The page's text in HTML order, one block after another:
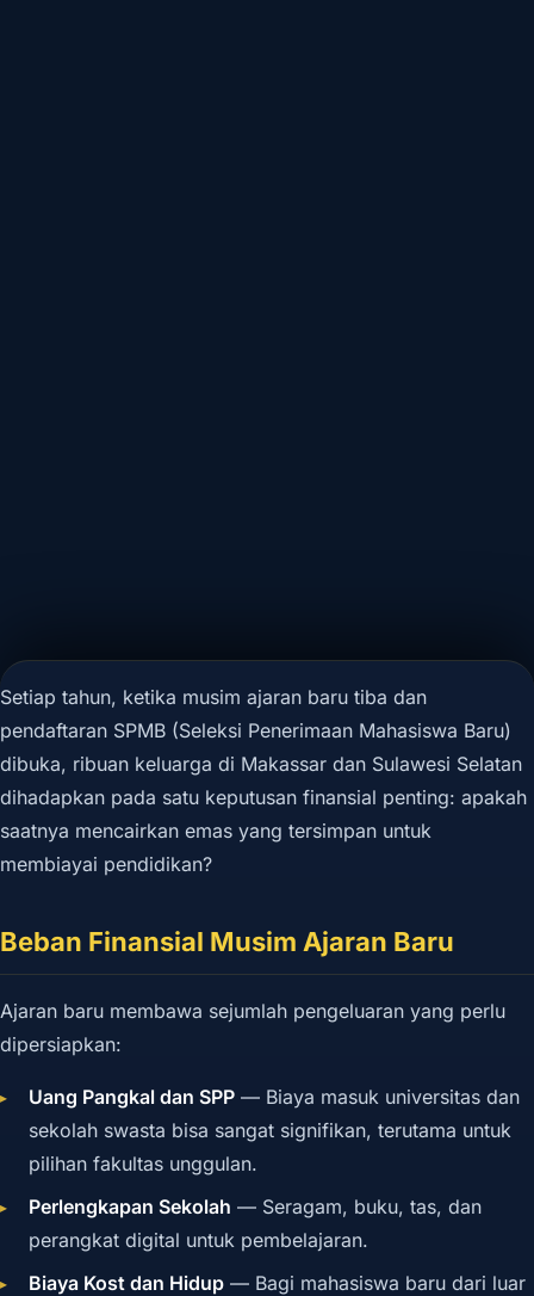
Setiap tahun, ketika musim ajaran baru tiba dan
pendaftaran SPMB (Seleksi Penerimaan Mahasiswa Baru)
dibuka, ribuan keluarga di Makassar dan Sulawesi Selatan
dihadapkan pada satu keputusan finansial penting: apakah
saatnya mencairkan emas yang tersimpan untuk
membiayai pendidikan?
Beban Finansial Musim Ajaran Baru
Ajaran baru membawa sejumlah pengeluaran yang perlu
dipersiapkan:
Uang Pangkal dan SPP — Biaya masuk universitas dan
sekolah swasta bisa sangat signifikan, terutama untuk
pilihan fakultas unggulan.
Perlengkapan Sekolah — Seragam, buku, tas, dan
perangkat digital untuk pembelajaran.
Biaya Kost dan Hidup — Bagi mahasiswa baru dari luar